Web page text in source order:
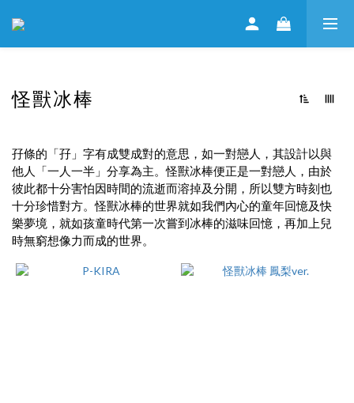
怪獸冰棒
孖條的「孖」字有成雙成對的意思，如一對戀人，其設計以與
他人「一人一半」分享為主。怪獸冰棒便正是一對戀人，由於
彼此都十分害怕因時間的流逝而溶掉及分開，所以雙方時刻也
十分珍惜對方。怪獸冰棒的世界就如我們內心的童年回憶及快
樂夢境，就如孩童時代第一次嘗到冰棒的滋味回憶，再加上兒
時無窮想像力而成的世界。